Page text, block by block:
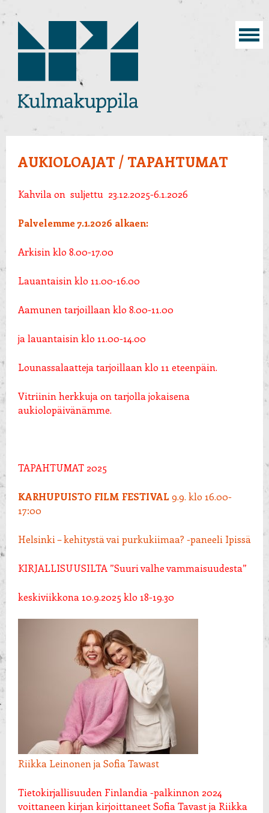
AUKIOLOAJAT / TAPAHTUMAT
Kahvila on suljettu 23.12.2025-6.1.2026
Palvelemme 7.1.2026 alkaen:
Arkisin klo 8.00-17.00
Lauantaisin klo 11.00-16.00
Aamunen tarjoillaan klo 8.00-11.00
ja lauantaisin klo 11.00-14.00
Lounassalaatteja tarjoillaan klo 11 eteenpäin.
Vitriinin herkkuja on tarjolla jokaisena
aukiolopäivänämme.
TAPAHTUMAT 2025
KARHUPUISTO FILM FESTIVAL 9.9. klo 16.00-
17:00
Helsinki – kehitystä vai purkukiimaa? -paneeli Ipissä
KIRJALLISUUSILTA ”Suuri valhe vammaisuudesta”
keskiviikkona 10.9.2025 klo 18-19.30
Riikka Leinonen ja Sofia Tawast
Tietokirjallisuuden Finlandia -palkinnon 2024
voittaneen kirjan kirjoittaneet Sofia Tavast ja Riikka